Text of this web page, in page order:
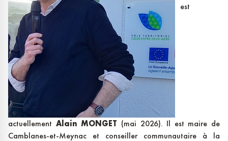
est
actuellement Alain MONGET (mai 2026). Il est maire de
Camblanes-et-Meynac et conseiller communautaire à la